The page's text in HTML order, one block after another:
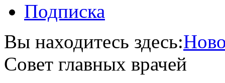
Подписка
Вы находитесь здесь:
Совет главных врачей